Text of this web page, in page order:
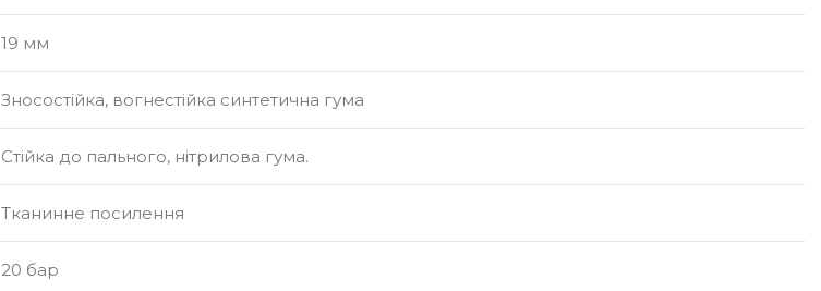
19 мм
Зносостійка, вогнестійка синтетична гума
Стійка до пального, нітрилова гума.
Тканинне посилення
20 бар